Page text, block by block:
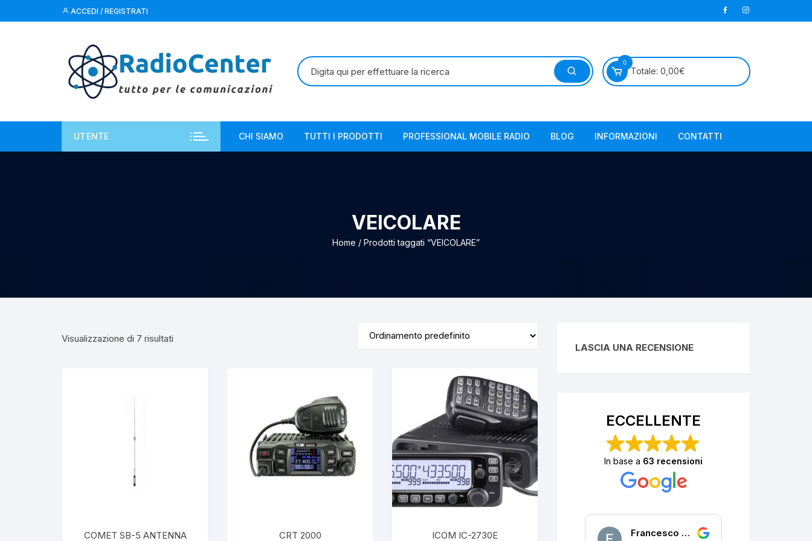
al
ACCEDI / REGISTRATI
Cerca: 0
Totale: 0,00€
UTENTE CHI SIAMO TUTTI I PRODOTTI PROFESSIONAL MOBILE RADIO BLOG INFORMAZIONI CONTATTI
VEICOLARE
Home / Prodotti taggati “VEICOLARE”
Visualizzazione di 7 risultati
COMET SB-5 ANTENNA
CRT 2000
ICOM IC-2730E
LASCIA UNA RECENSIONE
ECCELLENTE
In base a 63 recensioni
Francesco DALLA PORTA